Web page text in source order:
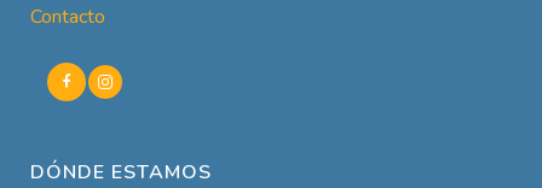
Contacto
DÓNDE ESTAMOS